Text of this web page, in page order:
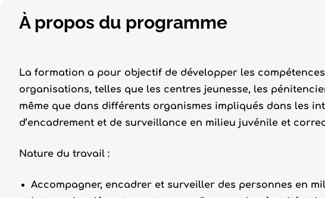
À propos du programme
La formation a pour objectif de développer les
organisations, telles que les centres jeunesse, les
même que dans différents organismes impliqués dans les
d’encadrement et de surveillance en milieu juvénile et
Nature du travail :
Accompagner, encadrer et surveiller des personnes en